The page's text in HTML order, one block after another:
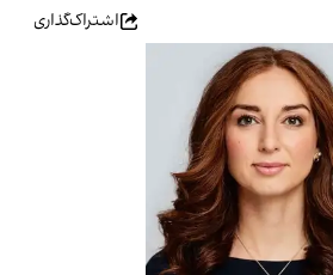
اشتراک‌گذاری